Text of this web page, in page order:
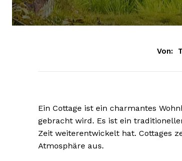
Von:
Ein Cottage ist ein charmantes
gebracht wird. Es ist ein
Zeit weiterentwickelt hat. Cottages
Atmosphäre aus.